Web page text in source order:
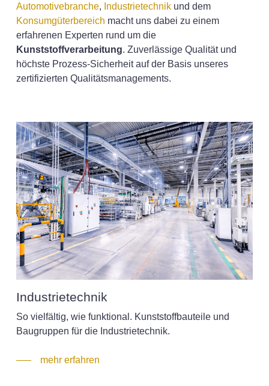
Automotivebranche, Industrietechnikund dem
Konsumgüterbereich macht uns dabei zu einem
erfahrenen Experten rund um die
Kunststoffverarbeitung. Zuverlässige Qualität und
höchste Prozess-Sicherheit auf der Basis unseres
zertifizierten Qualitätsmanagements.
Industrietechnik
So vielfältig, wie funktional. Kunststoffbauteile und
Baugruppen für die Industrietechnik.
mehr erfahren